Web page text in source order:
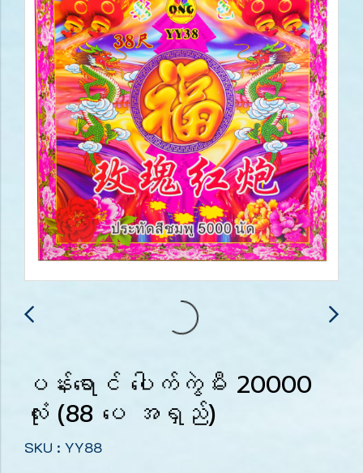
ပန်းရောင် ပေါက်ကွဲမီး 20000
လုံး (88 ပေ အရှည်)
SKU : YY88